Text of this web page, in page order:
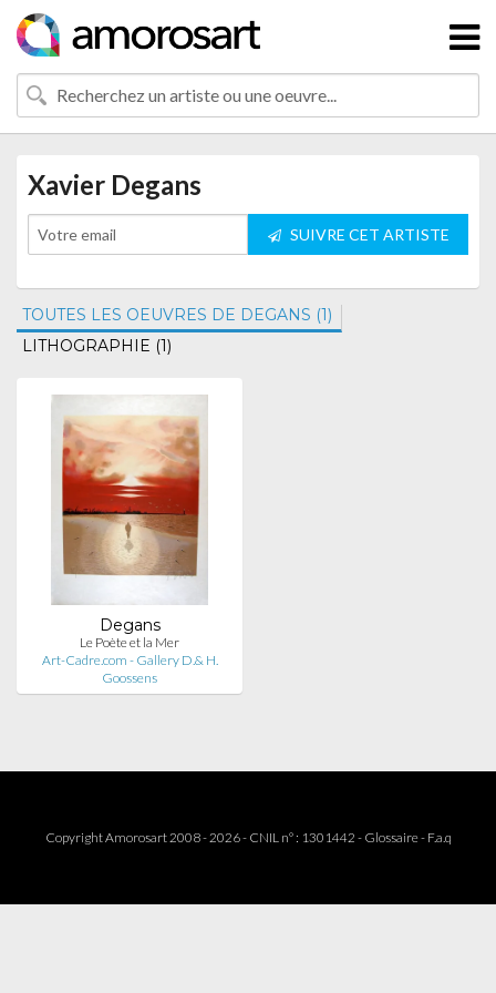
Xavier Degans
SUIVRE CET ARTISTE
TOUTES LES OEUVRES DE DEGANS (1)
LITHOGRAPHIE (1)
Degans
Le Poète et la Mer
Art-Cadre.com - Gallery D.& H.
Goossens
Copyright Amorosart 2008 - 2026 - CNIL n° : 1301442 - Glossaire- F.a.q